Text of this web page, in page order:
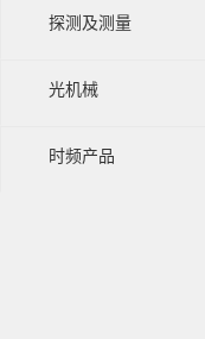
探测及测量
光机械
时频产品